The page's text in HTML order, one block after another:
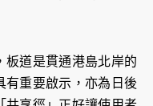
板道是貫通港島北岸的
有重要啟示，亦為日後